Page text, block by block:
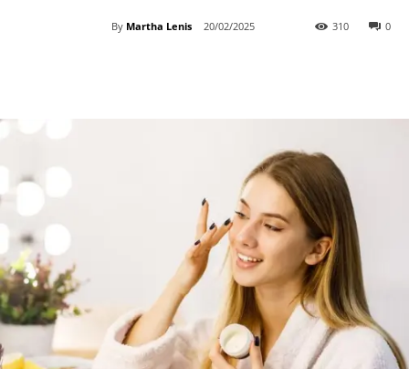
By Martha Lenis 20/02/2025 0
310